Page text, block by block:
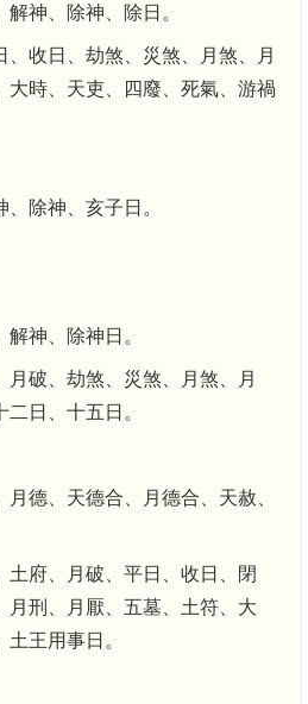
神、除神、除日。
收日、劫煞、災煞、月煞、月
大時、天吏、四廢、死氣、游禍
除神、亥子日。
神、除神日。
破、劫煞、災煞、月煞、月
日、十五日。
德、天德合、月德合、天赦、
土府、月破、平日、收日、閉
月刑、月厭、五墓、土符、大
王用事日。